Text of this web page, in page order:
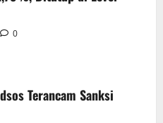
0
Terancam Sanksi